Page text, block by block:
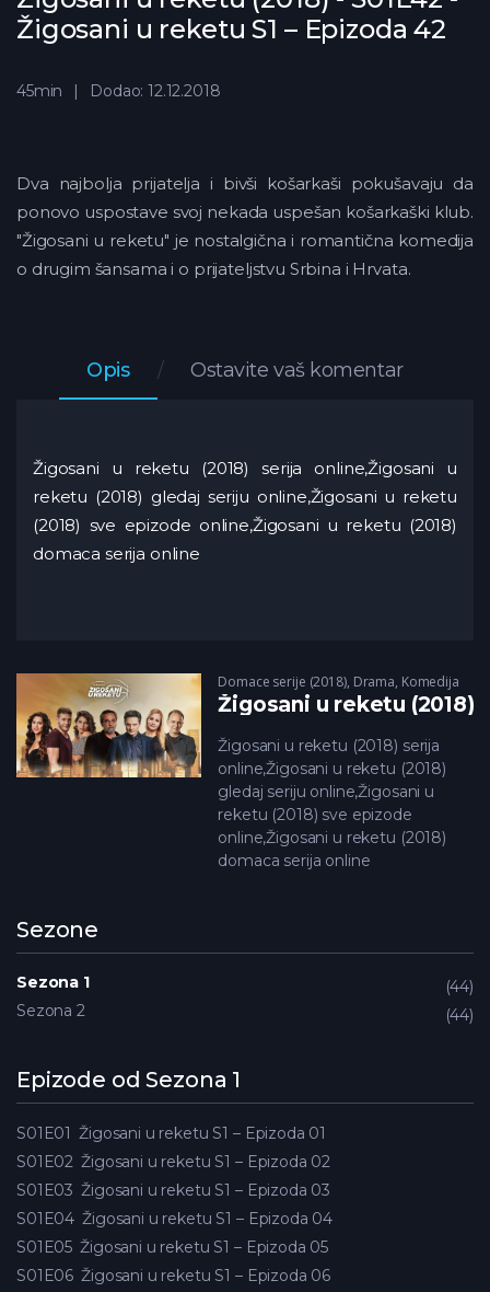
Žigosani u reketu S1 – Epizoda 42
45min Dodao: 12.12.2018
Dva najbolja prijatelja i bivši košarkaši pokušavaju da
ponovo uspostave svoj nekada uspešan košarkaški klub.
"Žigosani u reketu" je nostalgična i romantična komedija
o drugim šansama i o prijateljstvu Srbina i Hrvata.
Opis Ostavite vaš komentar
Žigosani u reketu (2018) serija online,Žigosani u
reketu (2018) gledaj seriju online,Žigosani u reketu
(2018) sve epizode online,Žigosani u reketu (2018)
domaca serija online
Domace serije (2018), Drama, Komedija
Žigosani u reketu (2018)
Žigosani u reketu (2018) serija
online,Žigosani u reketu (2018)
gledaj seriju online,Žigosani u
reketu (2018) sve epizode
online,Žigosani u reketu (2018)
domaca serija online
Sezone
Sezona 1
44
Sezona 2
44
Epizode od Sezona 1
S01E01 Žigosani u reketu S1 – Epizoda 01
S01E02 Žigosani u reketu S1 – Epizoda 02
S01E03 Žigosani u reketu S1 – Epizoda 03
S01E04 Žigosani u reketu S1 – Epizoda 04
S01E05 Žigosani u reketu S1 – Epizoda 05
S01E06 Žigosani u reketu S1 – Epizoda 06